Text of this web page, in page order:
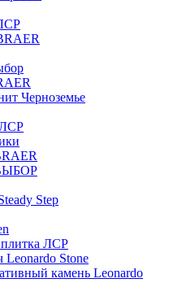
Черноземье
ЛСР
Step
плитка ЛСР
Stone
камень Leonardo